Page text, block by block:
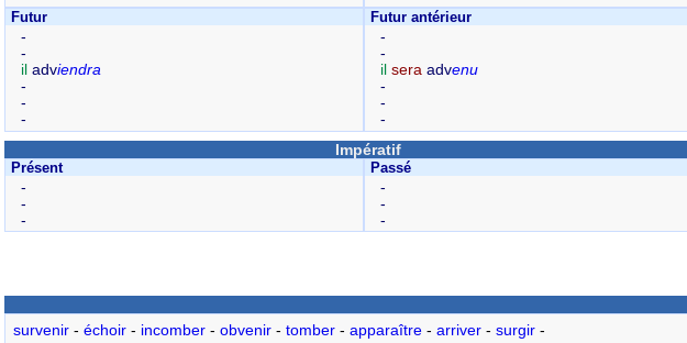
Futur
-
-
il adviendra
-
-
-
Futur antérieur
-
-
il sera advenu
-
-
-
Impératif
Présent
-
-
-
Passé
-
-
-
survenir- échoir- incomber- obvenir- tomber- apparaître- arriver- surgir-